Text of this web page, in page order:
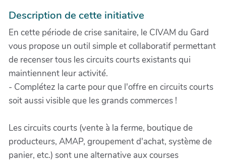
Description de cette initiative
En cette période de crise sanitaire, le CIVAM du Gard
vous propose un outil simple et collaboratif permettant
de recenser tous les circuits courts existants qui
maintiennent leur activité.
- Complétez la carte pour que l'offre en circuits courts
soit aussi visible que les grands commerces !
Les circuits courts (vente à la ferme, boutique de
producteurs, AMAP, groupement d'achat, système de
panier, etc.) sont une alternative aux courses